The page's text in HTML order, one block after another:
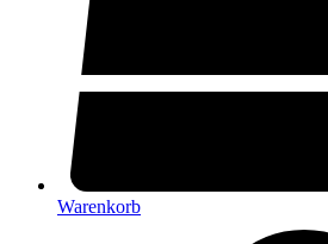
Warenkorb